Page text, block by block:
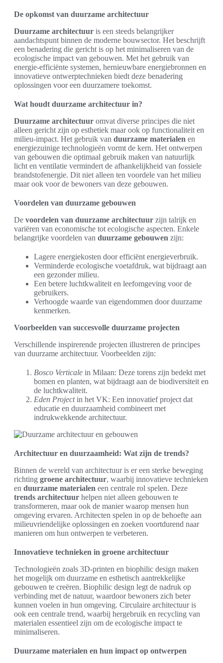
De opkomst van duurzame architectuur
Duurzame architectuur is een steeds belangrijker
aandachtspunt binnen de moderne bouwsector. Het beschrijft
een benadering die gericht is op het minimaliseren van de
ecologische impact van gebouwen. Met het gebruik van
energie-efficiënte systemen, hernieuwbare energiebronnen en
innovatieve ontwerptechnieken biedt deze benadering
oplossingen voor een duurzamere toekomst.
Wat houdt duurzame architectuur in?
Duurzame architectuur omvat diverse principes die niet
alleen gericht zijn op esthetiek maar ook op functionaliteit en
milieu-impact. Het gebruik van duurzame materialen en
energiezuinige technologieën vormt de kern. Het ontwerpen
van gebouwen die optimaal gebruik maken van natuurlijk
licht en ventilatie vermindert de afhankelijkheid van fossiele
brandstofenergie. Dit niet alleen ten voordele van het milieu
maar ook voor de bewoners van deze gebouwen.
Voordelen van duurzame gebouwen
De voordelen van duurzame architectuur zijn talrijk en
variëren van economische tot ecologische aspecten. Enkele
belangrijke voordelen van duurzame gebouwen zijn:
Lagere energiekosten door efficiënt energieverbruik.
Verminderde ecologische voetafdruk, wat bijdraagt aan
een gezonder milieu.
Een betere luchtkwaliteit en leefomgeving voor de
gebruikers.
Verhoogde waarde van eigendommen door duurzame
kenmerken.
Voorbeelden van succesvolle duurzame projecten
Verschillende inspirerende projecten illustreren de principes
van duurzame architectuur. Voorbeelden zijn:
Bosco Verticale in Milaan: Deze torens zijn bedekt met
bomen en planten, wat bijdraagt aan de biodiversiteit en
de luchtkwaliteit.
Eden Projectin het VK: Een innovatief project dat
educatie en duurzaamheid combineert met
indrukwekkende architectuur.
Architectuur en duurzaamheid: Wat zijn de trends?
Binnen de wereld van architectuur is er een sterke beweging
richting groene architectuur, waarbij innovatieve technieken
en duurzame materialen een centrale rol spelen. Deze
trends architectuur helpen niet alleen gebouwen te
transformeren, maar ook de manier waarop mensen hun
omgeving ervaren. Architecten spelen in op de behoefte aan
milieuvriendelijke oplossingen en zoeken voortdurend naar
manieren om hun ontwerpen te verbeteren.
Innovatieve technieken in groene architectuur
Technologieën zoals 3D-printen en biophilic design maken
het mogelijk om duurzame en esthetisch aantrekkelijke
gebouwen te creëren. Biophilic design legt de nadruk op
verbinding met de natuur, waardoor bewoners zich beter
kunnen voelen in hun omgeving. Circulaire architectuur is
ook een centrale trend, waarbij hergebruik en recycling van
materialen essentieel zijn om de ecologische impact te
minimaliseren.
Duurzame materialen en hun impact op ontwerpen